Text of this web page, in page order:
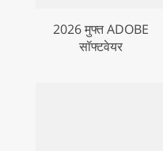
2026 मुफ्त ADOBE
सॉफ्टवेयर